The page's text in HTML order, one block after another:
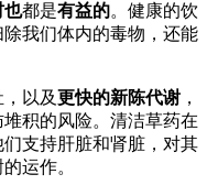
也都是有益的。健康的饮
我们体内的毒物，还能
以及更快的新陈代谢 ，
堆积的风险。清洁草药在
支持肝脏和肾脏，对其
运作。